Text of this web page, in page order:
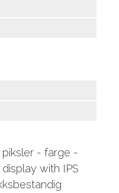
piksler - farge -
with IPS